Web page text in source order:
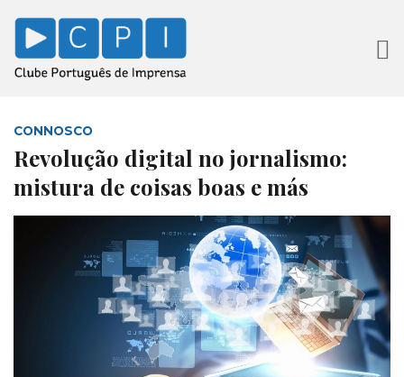
CONNOSCO
Revolução digital no jornalismo:
mistura de coisas boas e más